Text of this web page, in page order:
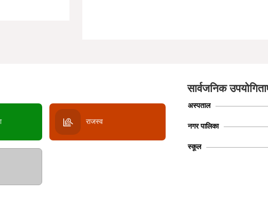
राजस्व
सार्वजनिक
अस्पताल
नगर पालिका
स्कूल